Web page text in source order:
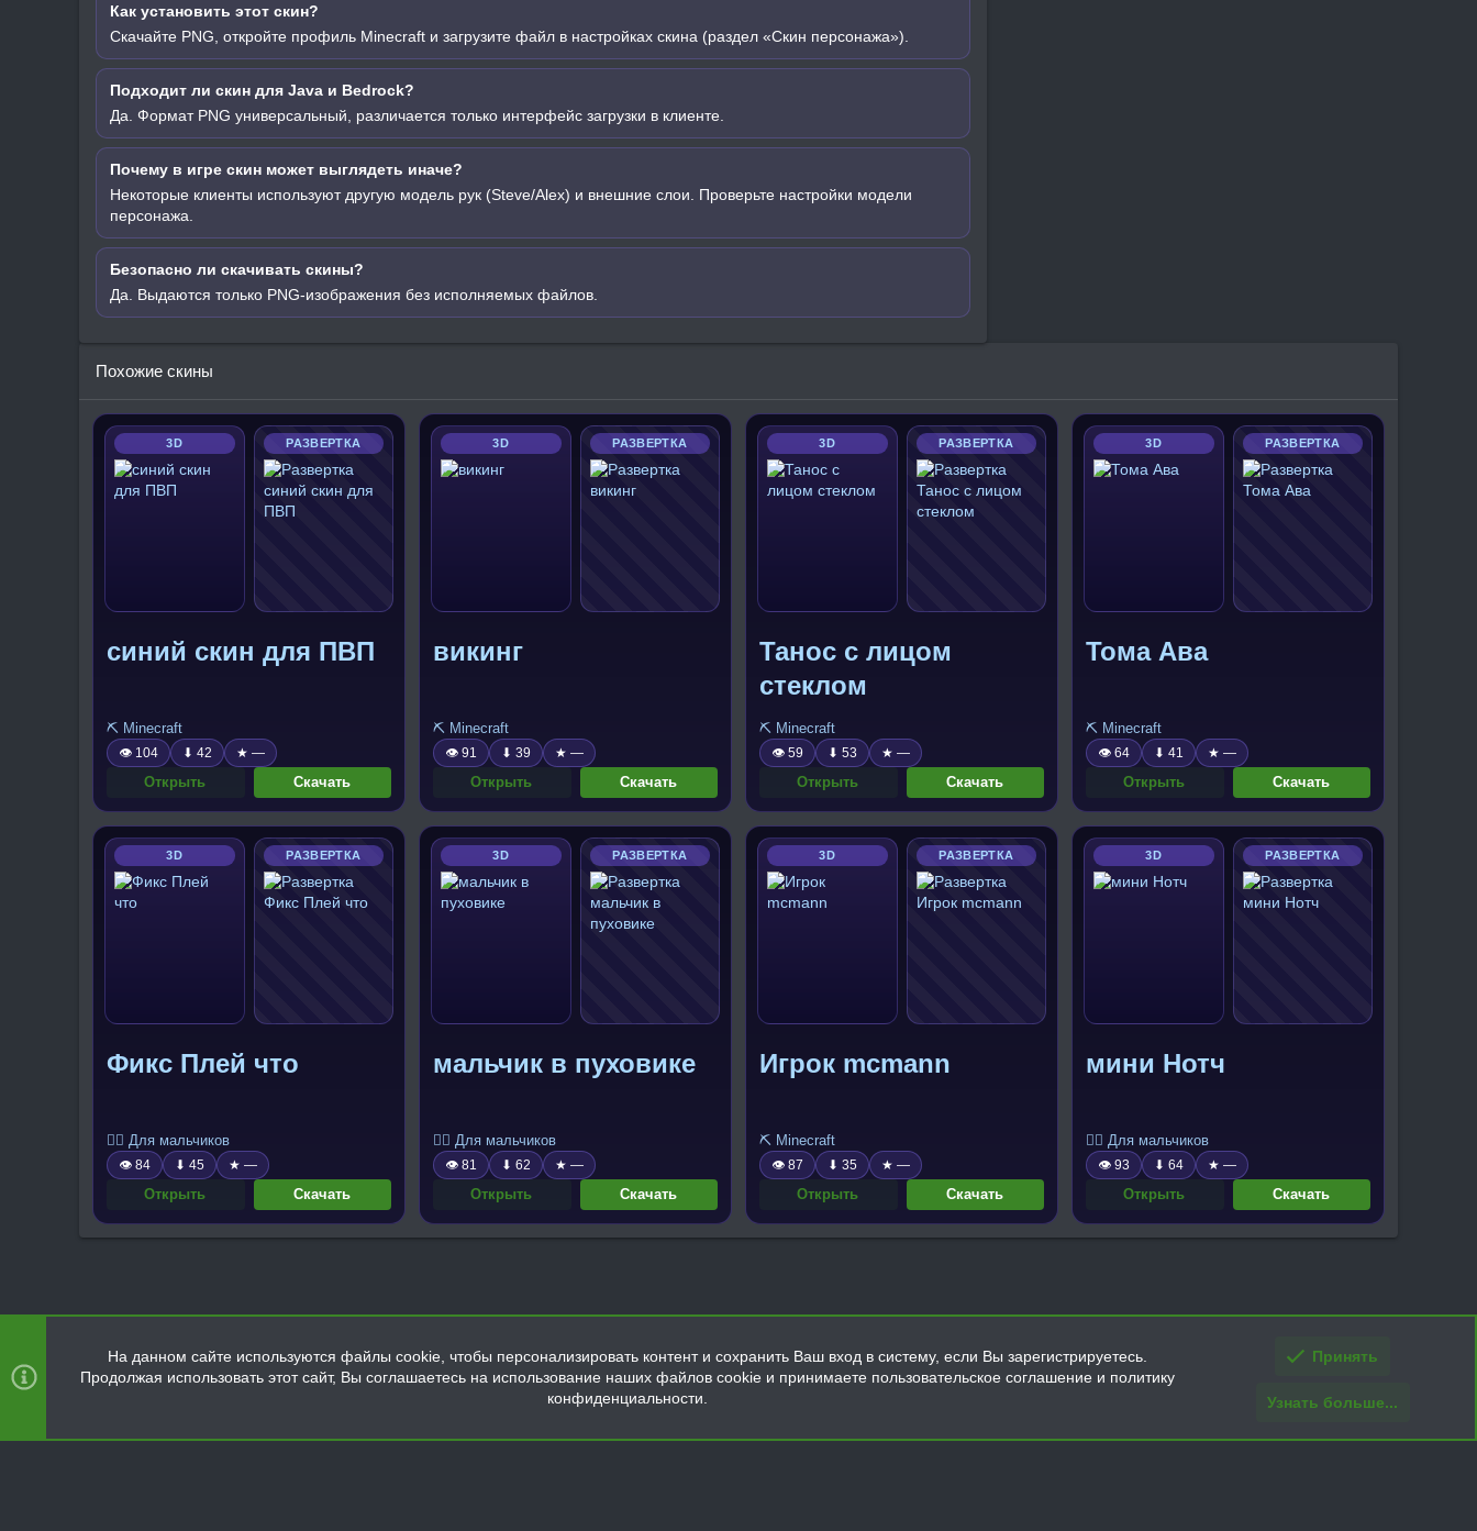
Как установить этот скин?
Скачайте PNG, откройте профиль Minecraft и загрузите файл в настройках скина (раздел «Скин персонажа»).
Подходит ли скин для Java и Bedrock?
Да. Формат PNG универсальный, различается только интерфейс загрузки в клиенте.
Почему в игре скин может выглядеть иначе?
Некоторые клиенты используют другую модель рук (Steve/Alex) и внешние слои. Проверьте настройки модели
персонажа.
Безопасно ли скачивать скины?
Да. Выдаются только PNG-изображения без исполняемых файлов.
Похожие скины
3D РАЗВЕРТКА
синий скин для ПВП
⛏️ Minecraft
👁 104 ⬇ 42 ★ —
Открыть Скачать
3D РАЗВЕРТКА
викинг
⛏️ Minecraft
👁 91 ⬇ 39 ★ —
Открыть Скачать
3D РАЗВЕРТКА
Танос с лицом
стеклом
⛏️ Minecraft
👁 59 ⬇ 53 ★ —
Открыть Скачать
3D РАЗВЕРТКА
Тома Ава
⛏️ Minecraft
👁 64 ⬇ 41 ★ —
Открыть Скачать
3D РАЗВЕРТКА
Фикс Плей что
🧍‍♂️ Для мальчиков
👁 84 ⬇ 45 ★ —
Открыть Скачать
3D РАЗВЕРТКА
мальчик в пуховике
🧍‍♂️ Для мальчиков
👁 81 ⬇ 62 ★ —
Открыть Скачать
3D РАЗВЕРТКА
Игрок mcmann
⛏️ Minecraft
👁 87 ⬇ 35 ★ —
Открыть Скачать
3D РАЗВЕРТКА
мини Нотч
🧍‍♂️ Для мальчиков
👁 93 ⬇ 64 ★ —
Открыть Скачать
Главная
R
S
На данном сайте используются файлы cookie, чтобы персонализировать контент и сохранить Ваш вход в систему, если Вы зарегистрируетесь.
Продолжая использовать этот сайт, Вы соглашаетесь на использование наших файлов cookie и принимаете пользовательское соглашение и политику
конфиденциальности.
Принять
Узнать больше...